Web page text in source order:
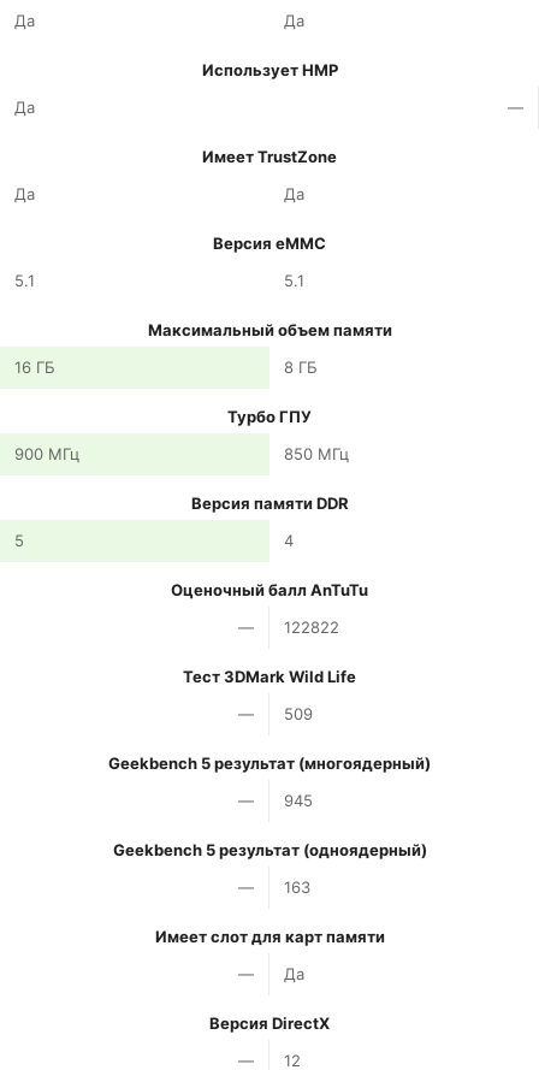
Да
Да
Использует HMP
Да
—
Имеет TrustZone
Да
Да
Версия eMMC
5.1
5.1
Максимальный объем памяти
16 ГБ
8 ГБ
Турбо ГПУ
900 МГц
850 МГц
Версия памяти DDR
5
4
Оценочный балл AnTuTu
—
122822
Тест 3DMark Wild Life
—
509
Geekbench 5 результат (многоядерный)
—
945
Geekbench 5 результат (одноядерный)
—
163
Имеет слот для карт памяти
—
Да
Версия DirectX
—
12